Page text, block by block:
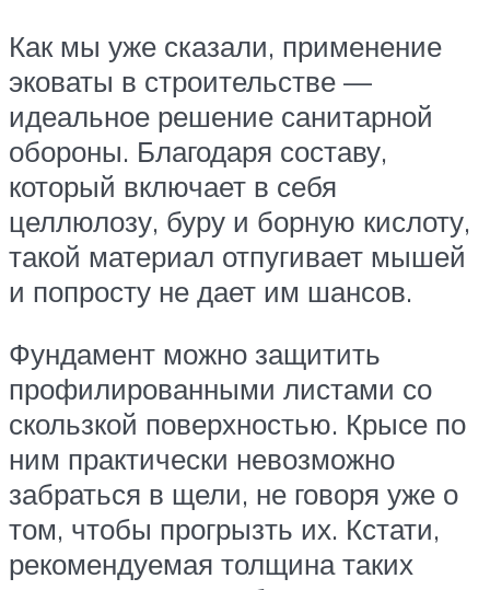
Как мы уже сказали, применение
эковаты в строительстве —
идеальное решение санитарной
обороны. Благодаря составу,
который включает в себя
целлюлозу, буру и борную кислоту,
такой материал отпугивает мышей
и попросту не дает им шансов.
Фундамент можно защитить
профилированными листами со
скользкой поверхностью. Крысе по
ним практически невозможно
забраться в щели, не говоря уже о
том, чтобы прогрызть их. Кстати,
рекомендуемая толщина таких